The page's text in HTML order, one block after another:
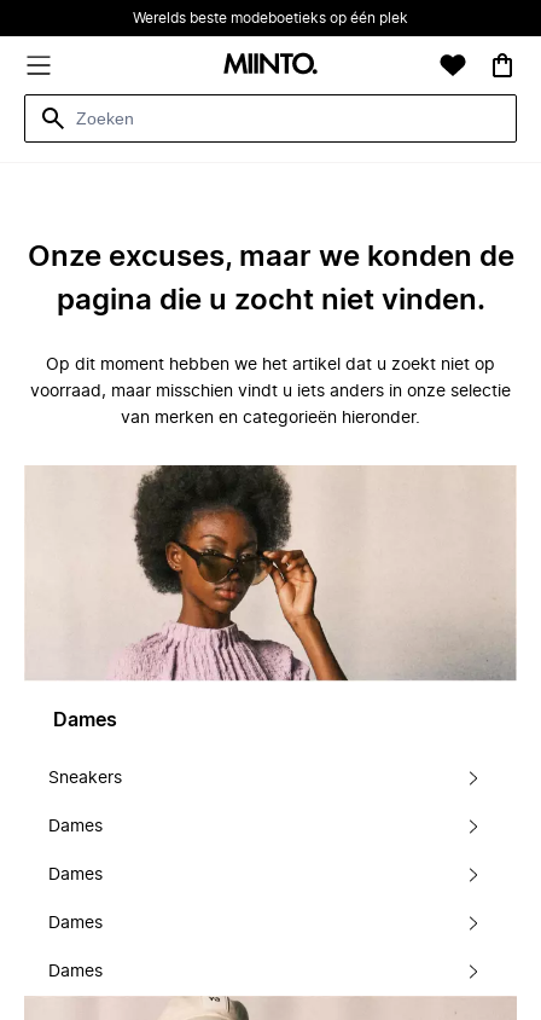
Werelds beste modeboetieks op één plek
Onze excuses, maar we konden de
pagina die u zocht niet vinden.
Op dit moment hebben we het artikel dat u zoekt niet op
voorraad, maar misschien vindt u iets anders in onze selectie
van merken en categorieën hieronder.
Dames
Sneakers
Dames
Dames
Dames
Dames